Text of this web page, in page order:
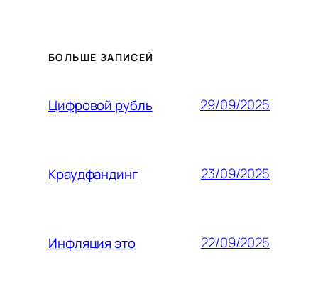
БОЛЬШЕ ЗАПИСЕЙ
Цифровой рубль 29/09/2025
Краудфандинг 23/09/2025
Инфляция это 22/09/2025